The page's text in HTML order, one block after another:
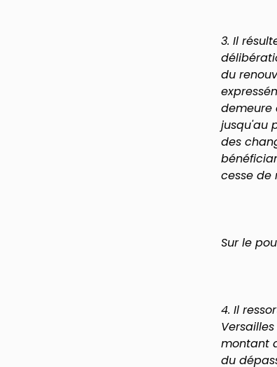
3. Il
du
demeure
jusqu'au
des
cesse de
Sur le
4. Il
montant
du